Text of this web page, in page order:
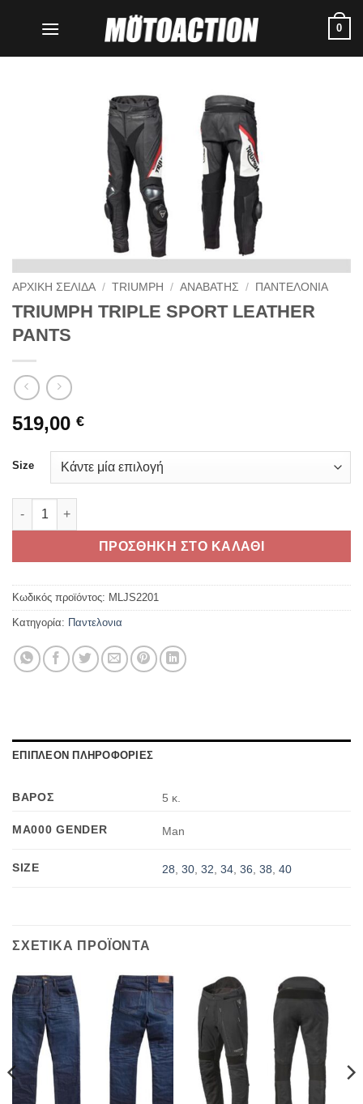
0
ΑΡΧΙΚΗ ΣΕΛΙΔΑ / TRIUMPH / ΑΝΑΒΑΤΗΣ / ΠΑΝΤΕΛΟΝΙΑ
TRIUMPH TRIPLE SPORT LEATHER
PANTS
519,00 €
Size
TRIUMPH TRIPLE SPORT LEATHER PANTS ποσότητα
ΠΡΟΣΘΗΚΗ ΣΤΟ ΚΑΛΑΘΙ
Κωδικός προϊόντος: MLJS2201
Κατηγορία: Παντελονια
ΕΠΙΠΛΕΟΝ ΠΛΗΡΟΦΟΡΙΕΣ
ΒΑΡΟΣ 5 κ.
MA000 GENDER Man
SIZE 28 ,30 ,32 ,34 ,36 ,38 ,40
ΣΧΕΤΙΚΑ ΠΡΟΪΟΝΤΑ